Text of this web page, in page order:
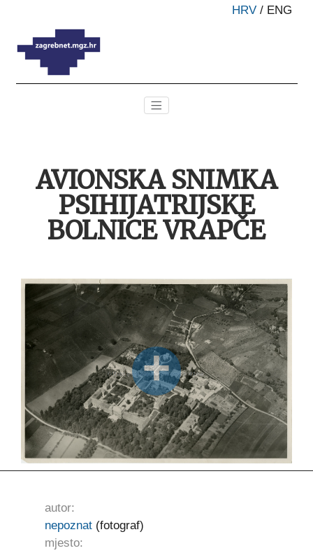
HRV / ENG
AVIONSKA SNIMKA
PSIHIJATRIJSKE
BOLNICE VRAPČE
autor:
nepoznat(fotograf)
mjesto: